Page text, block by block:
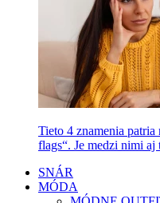
Tieto 4 znamenia patria
flags“. Je medzi nimi aj
SNÁR
MÓDA